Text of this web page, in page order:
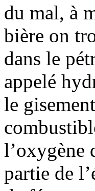
du mal, à
bière on
dans le
appelé
le
l’oxygène
partie de